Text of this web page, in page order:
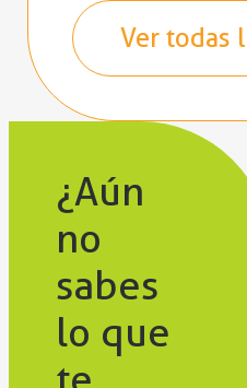
Ver todas
¿Aún
no
sabes
lo que